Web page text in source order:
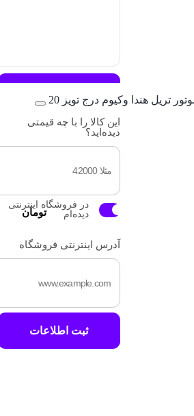
تریل هندا وکیوم درج تویز 20
این کالا را با چه قیمتی
دیده‌اید؟
تومان
در فروشگاه اینترنتی
دیده‌ام
آدرس اینترنتی فروشگاه
ثبت اطلاعات